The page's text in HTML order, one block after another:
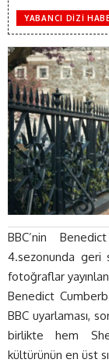
YABANCI DIZI
BBC’nin
4.sezonunda geri
fotoğraflar
Benedict
BBC uyarlaması,
birlikte hem
kültürünün en üst